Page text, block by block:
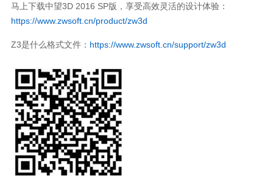
马上下载中望3D 2016 SP版，享受高效灵活的设计体验：
https://www.zwsoft.cn/product/zw3d
Z3是什么格式文件： https://www.zwsoft.cn/support/zw3d